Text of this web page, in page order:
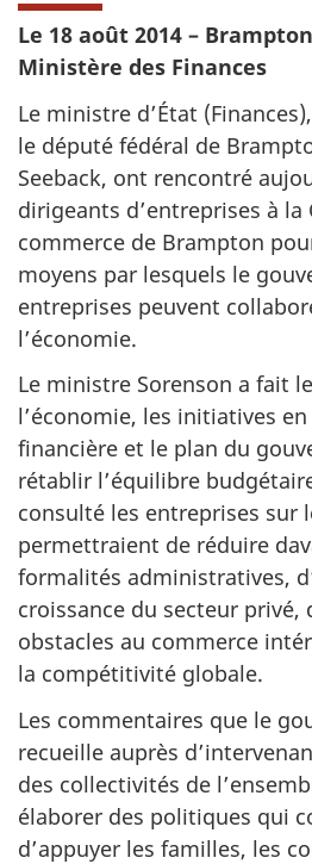
Le 18 août 2014 –
Ministère des Finances
Le ministre d’État
le député fédéral de
Seeback, ont rencontré
dirigeants d’entreprises à la
commerce de Brampton
moyens par lesquels le
entreprises peuvent
l’économie.
Le ministre Sorenson a fait
l’économie, les initiatives
financière et le plan du
rétablir l’équilibre
consulté les entreprises sur
permettraient de réduire
formalités administratives,
croissance du secteur privé,
obstacles au commerce
la compétitivité globale.
Les commentaires que le
recueille auprès
des collectivités de
élaborer des politiques qui
d’appuyer les familles, les